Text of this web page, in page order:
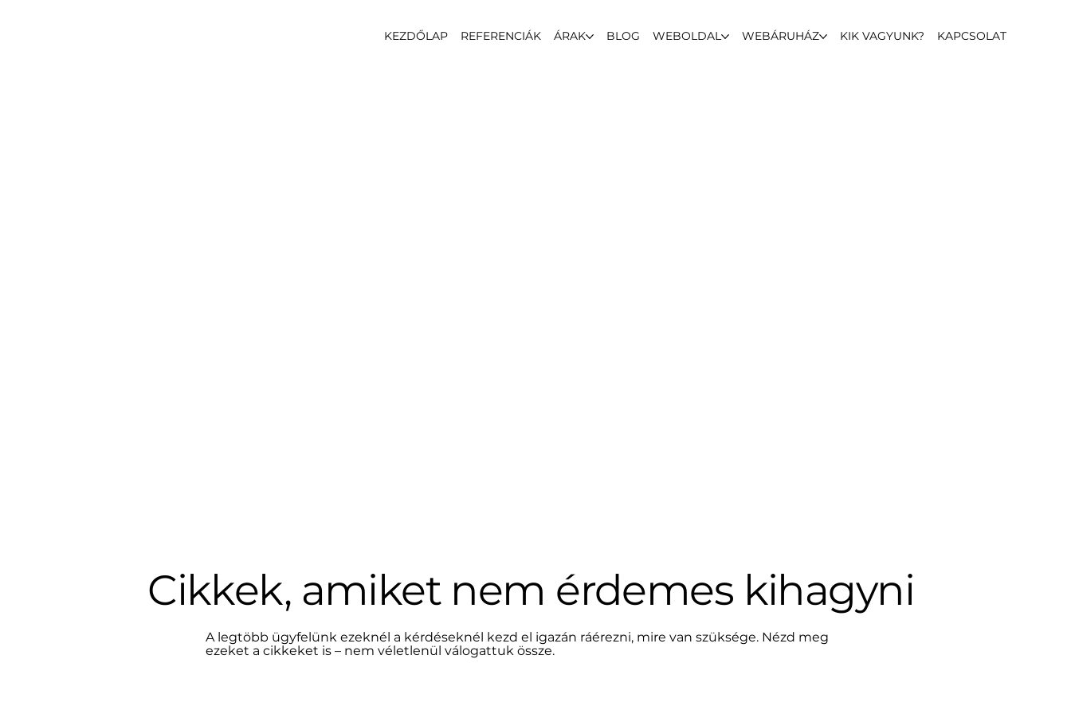
KEZDŐLAP REFERENCIÁK ÁRAK BLOG WEBOLDAL WEBÁRUHÁZ KIK VAGYUNK? KAPCSOLAT
Cikkek, amiket nem érdemes kihagyni
A legtöbb ügyfelünk ezeknél a kérdéseknél kezd el igazán ráérezni, mire van szüksége. Nézd meg
ezeket a cikkeket is – nem véletlenül válogattuk össze.